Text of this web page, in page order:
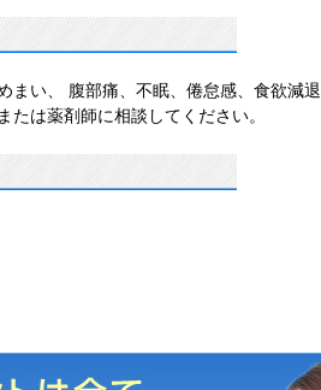
まい、 腹部痛、不眠、倦怠感、食欲減
は薬剤師に相談してください。